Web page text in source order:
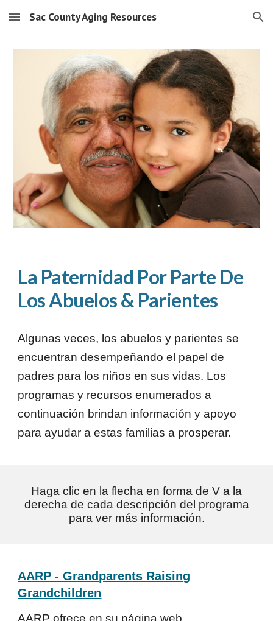
Skip to main content Skip to navigation
Sac County Aging Resources
La Paternidad Por Parte De
Los Abuelos & Parientes
Algunas veces, los abuelos y parientes se
encuentran desempeñando el papel de
padres para los niños en sus vidas. Los
programas y recursos enumerados a
continuación brindan información y apoyo
para ayudar a estas familias a prosperar.
Haga clic en la flecha en forma de V a la
derecha de cada descripción del programa
para ver más información.
AARP - Grandparents Raising
Grandchildren
AARP ofrece en su página web